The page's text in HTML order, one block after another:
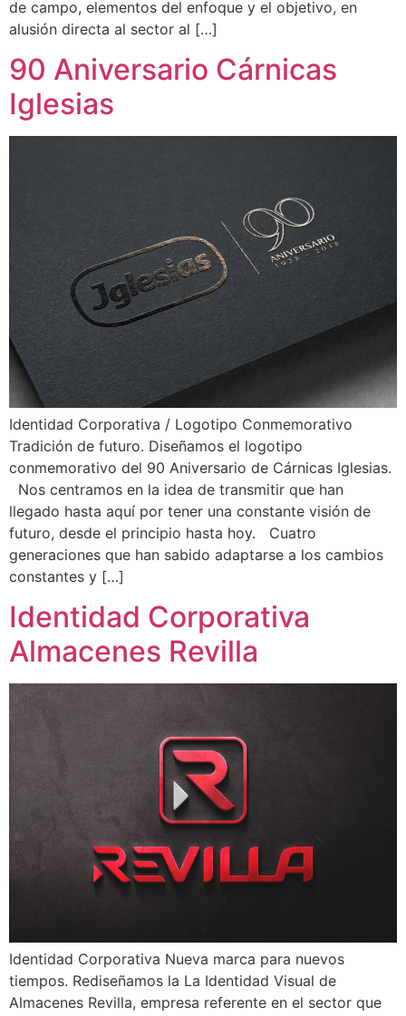
de campo, elementos del enfoque y el objetivo, en
alusión directa al sector al […]
90 Aniversario Cárnicas
Iglesias
Identidad Corporativa / Logotipo Conmemorativo
Tradición de futuro. Diseñamos el logotipo
conmemorativo del 90 Aniversario de Cárnicas Iglesias.
Nos centramos en la idea de transmitir que han
llegado hasta aquí por tener una constante visión de
futuro, desde el principio hasta hoy. Cuatro
generaciones que han sabido adaptarse a los cambios
constantes y […]
Identidad Corporativa
Almacenes Revilla
Identidad Corporativa Nueva marca para nuevos
tiempos. Rediseñamos la La Identidad Visual de
Almacenes Revilla, empresa referente en el sector que